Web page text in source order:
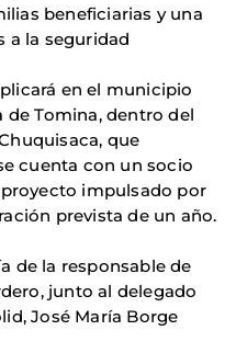
beneficiarias y una
a la seguridad
en el municipio
de Tomina, dentro del
que
cuenta con un socio
impulsado por
prevista de un año.
de la responsable de
junto al delegado
José María Borge